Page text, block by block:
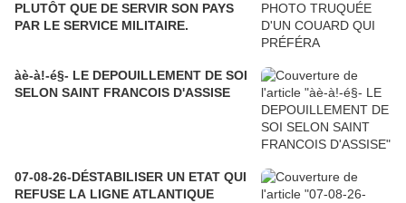
PLUTÔT QUE DE SERVIR SON PAYS
PAR LE SERVICE MILITAIRE.
àè-à!-é§- LE DEPOUILLEMENT DE SOI
SELON SAINT FRANCOIS D'ASSISE
07-08-26-DÉSTABILISER UN ETAT QUI
REFUSE LA LIGNE ATLANTIQUE